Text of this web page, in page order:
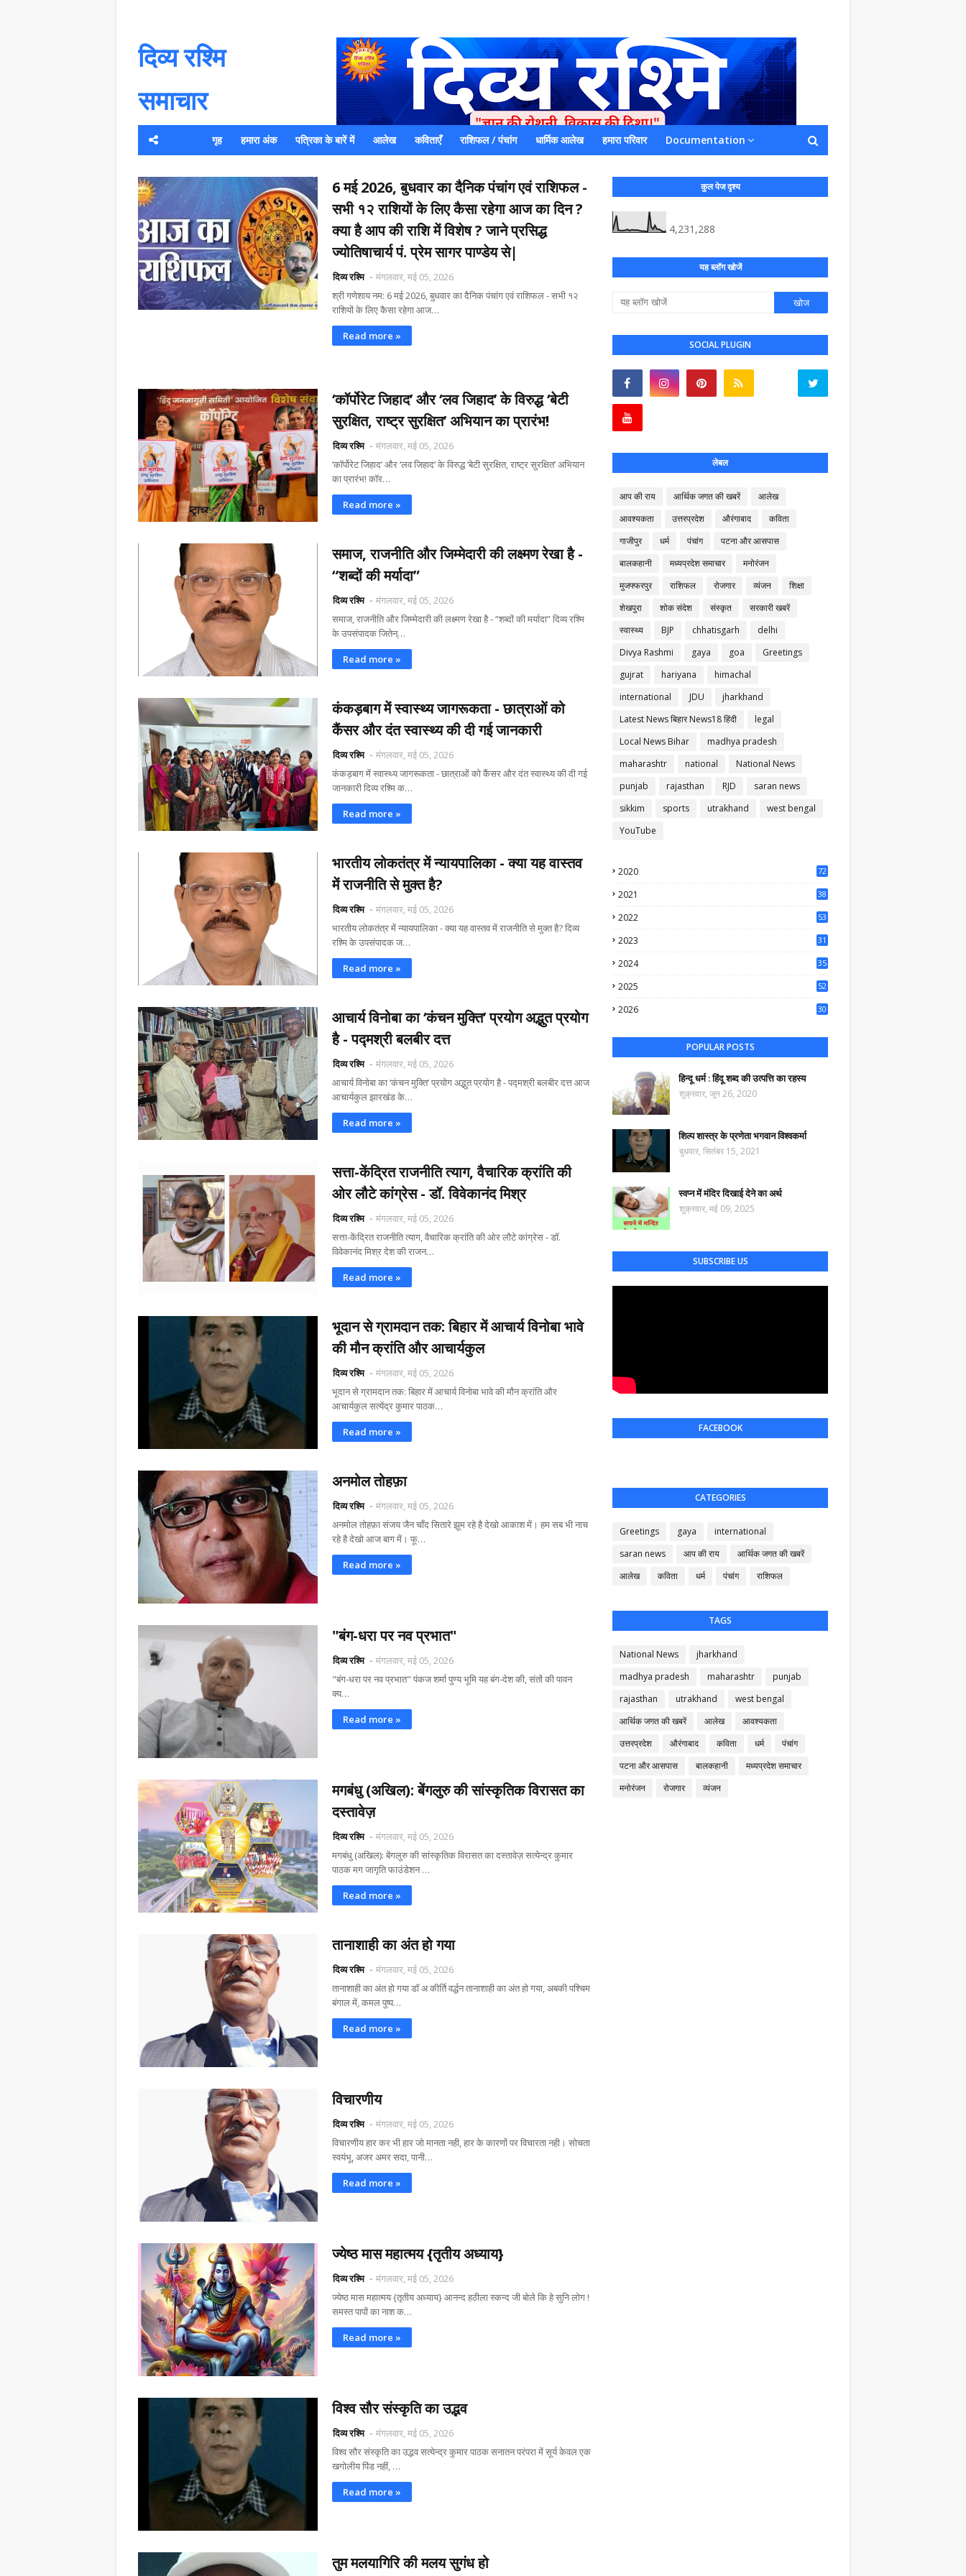
दिव्य रश्मि
समाचार
यह एक धर्मिक और राष्ट्रवादी पत्रिका है जो पाठको के आपसी सहयोग के द्वारा प्रकाशित किया जाता है अपना सहयोग हमारे इस खाते
गृह हमारा अंक पत्रिका के बारें में आलेख कविताएँ राशिफल / पंचांग धार्मिक आलेख हमारा परिवार Documentation
6 मई 2026, बुधवार का दैनिक पंचांग एवं राशिफल -
सभी १२ राशियों के लिए कैसा रहेगा आज का दिन ?
क्या है आप की राशि में विशेष ? जाने प्रसिद्ध
ज्योतिषाचार्य पं. प्रेम सागर पाण्डेय से|
दिव्य रश्मि
मंगलवार, मई 05, 2026
श्री गणेशाय नम: 6 मई 2026, बुधवार का दैनिक पंचांग एवं राशिफल - सभी १२
राशियों के लिए कैसा रहेगा आज…
Read more »
‘कॉर्पोरेट जिहाद’ और ‘लव जिहाद’ के विरुद्ध ‘बेटी
सुरक्षित, राष्ट्र सुरक्षित’ अभियान का प्रारंभ!
दिव्य रश्मि
मंगलवार, मई 05, 2026
‘कॉर्पोरेट जिहाद’ और ‘लव जिहाद’ के विरुद्ध ‘बेटी सुरक्षित, राष्ट्र सुरक्षित’ अभियान
का प्रारंभ! कॉर…
Read more »
समाज, राजनीति और जिम्मेदारी की लक्ष्मण रेखा है -
“शब्दों की मर्यादा”
दिव्य रश्मि
मंगलवार, मई 05, 2026
समाज, राजनीति और जिम्मेदारी की लक्ष्मण रेखा है - “शब्दों की मर्यादा” दिव्य रश्मि
के उपसंपादक जितेन्…
Read more »
कंकड़बाग में स्वास्थ्य जागरूकता - छात्राओं को
कैंसर और दंत स्वास्थ्य की दी गई जानकारी
दिव्य रश्मि
मंगलवार, मई 05, 2026
कंकड़बाग में स्वास्थ्य जागरूकता - छात्राओं को कैंसर और दंत स्वास्थ्य की दी गई
जानकारी दिव्य रश्मि क…
Read more »
भारतीय लोकतंत्र में न्यायपालिका - क्या यह वास्तव
में राजनीति से मुक्त है?
दिव्य रश्मि
मंगलवार, मई 05, 2026
भारतीय लोकतंत्र में न्यायपालिका - क्या यह वास्तव में राजनीति से मुक्त है? दिव्य
रश्मि के उपसंपादक ज…
Read more »
आचार्य विनोबा का ‘कंचन मुक्ति’ प्रयोग अद्भुत प्रयोग
है - पद्मश्री बलबीर दत्त
दिव्य रश्मि
मंगलवार, मई 05, 2026
आचार्य विनोबा का ‘कंचन मुक्ति’ प्रयोग अद्भुत प्रयोग है - पद्मश्री बलबीर दत्त आज
आचार्यकुल झारखंड के…
Read more »
सत्ता-केंद्रित राजनीति त्याग, वैचारिक क्रांति की
ओर लौटे कांग्रेस - डॉ. विवेकानंद मिश्र
दिव्य रश्मि
मंगलवार, मई 05, 2026
सत्ता-केंद्रित राजनीति त्याग, वैचारिक क्रांति की ओर लौटे कांग्रेस - डॉ.
विवेकानंद मिश्र देश की राजन…
Read more »
भूदान से ग्रामदान तक: बिहार में आचार्य विनोबा भावे
की मौन क्रांति और आचार्यकुल
दिव्य रश्मि
मंगलवार, मई 05, 2026
भूदान से ग्रामदान तक: बिहार में आचार्य विनोबा भावे की मौन क्रांति और
आचार्यकुल सत्येंद्र कुमार पाठक…
Read more »
अनमोल तोहफ़ा
दिव्य रश्मि
मंगलवार, मई 05, 2026
अनमोल तोहफ़ा संजय जैन चाँद सितारे झूम रहे है देखो आकाश में। हम सब भी नाच
रहे है देखो आज बाग में। फू…
Read more »
"​बंग-धरा पर नव प्रभात"
दिव्य रश्मि
मंगलवार, मई 05, 2026
"​बंग-धरा पर नव प्रभात" पंकज शर्मा ​पुण्य भूमि यह बंग-देश की, संतों की पावन
क्य…
Read more »
मगबंधु (अखिल): बेंगलुरु की सांस्कृतिक विरासत का
दस्तावेज़
दिव्य रश्मि
मंगलवार, मई 05, 2026
मगबंधु (अखिल): बेंगलुरु की सांस्कृतिक विरासत का दस्तावेज़ सत्येन्द्र कुमार
पाठक मग जागृति फाउंडेशन …
Read more »
तानाशाही का अंत हो गया
दिव्य रश्मि
मंगलवार, मई 05, 2026
तानाशाही का अंत हो गया डॉ अ कीर्ति वर्द्धन तानाशाही का अंत हो गया, अबकी पश्चिम
बंगाल में, कमल पुष्प…
Read more »
विचारणीय
दिव्य रश्मि
मंगलवार, मई 05, 2026
विचारणीय हार कर भी हार जो मानता नही, हार के कारणों पर विचारता नही। सोचता
स्वयंभू, अजर अमर सदा, पानी…
Read more »
ज्येष्ठ मास महात्मय {तृतीय अध्याय}
दिव्य रश्मि
मंगलवार, मई 05, 2026
ज्येष्ठ मास महात्मय {तृतीय अध्याय} आनन्द हठीला स्कन्द जी बोले कि हे सुनि लोग !
समस्त पापों का नाश क…
Read more »
विश्व सौर संस्कृति का उद्भव
दिव्य रश्मि
मंगलवार, मई 05, 2026
विश्व सौर संस्कृति का उद्भव सत्येन्द्र कुमार पाठक सनातन परंपरा में सूर्य केवल एक
खगोलीय पिंड नहीं, …
Read more »
तुम मलयागिरि की मलय सुगंध हो
कुल पेज दृश्य
4,231,288
यह ब्लॉग खोजें
SOCIAL PLUGIN
लेबल
आप की राय आर्थिक जगत की खबरें
आलेख
आवश्यकता
उत्तरप्रदेश औरंगाबाद
कविता
गाजीपुर
धर्म पंचांग
पटना और आसपास
बालकहानी
मध्यप्रदेश समाचार
मनोरंजन
मुजफ्फरपुर
राशिफल रोजगार व्यंजन
शिक्षा
शेखपुरा
शोक संदेश संस्कृत
सरकारी खबरें
स्वास्थ्य
BJP chhatisgarh
delhi
Divya Rashmi
gaya goa
Greetings
gujrat
hariyana
himachal
international
JDU
jharkhand
Latest News बिहार News18 हिंदी
legal
Local News Bihar
madhya pradesh
maharashtr
national
National News
punjab
rajasthan RJD
saran news
sikkim
sports utrakhand
west bengal
YouTube
2020
72
2021
38
2022
53
2023
31
2024
35
2025
52
2026
30
POPULAR POSTS
हिन्दू धर्म : हिंदू शब्द की उत्पत्ति का रहस्य
शुक्रवार, जून 26, 2020
शिल्प शास्त्र के प्रणेता भगवान विश्वकर्मा
बुधवार, सितंबर 15, 2021
स्वप्न में मंदिर दिखाई देने का अर्थ
शुक्रवार, मई 09, 2025
SUBSCRIBE US
FACEBOOK
CATEGORIES
Greetings gaya
international
saran news
आप की राय
आर्थिक जगत की खबरें
आलेख
कविता धर्म पंचांग राशिफल
TAGS
National News
jharkhand
madhya pradesh
maharashtr
punjab
rajasthan
utrakhand
west bengal
आर्थिक जगत की खबरें
आलेख
आवश्यकता
उत्तरप्रदेश
औरंगाबाद कविता धर्म
पंचांग
पटना और आसपास
बालकहानी
मध्यप्रदेश समाचार
मनोरंजन
रोजगार व्यंजन